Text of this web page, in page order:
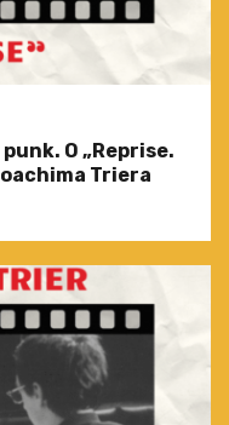
O „Reprise.
Triera